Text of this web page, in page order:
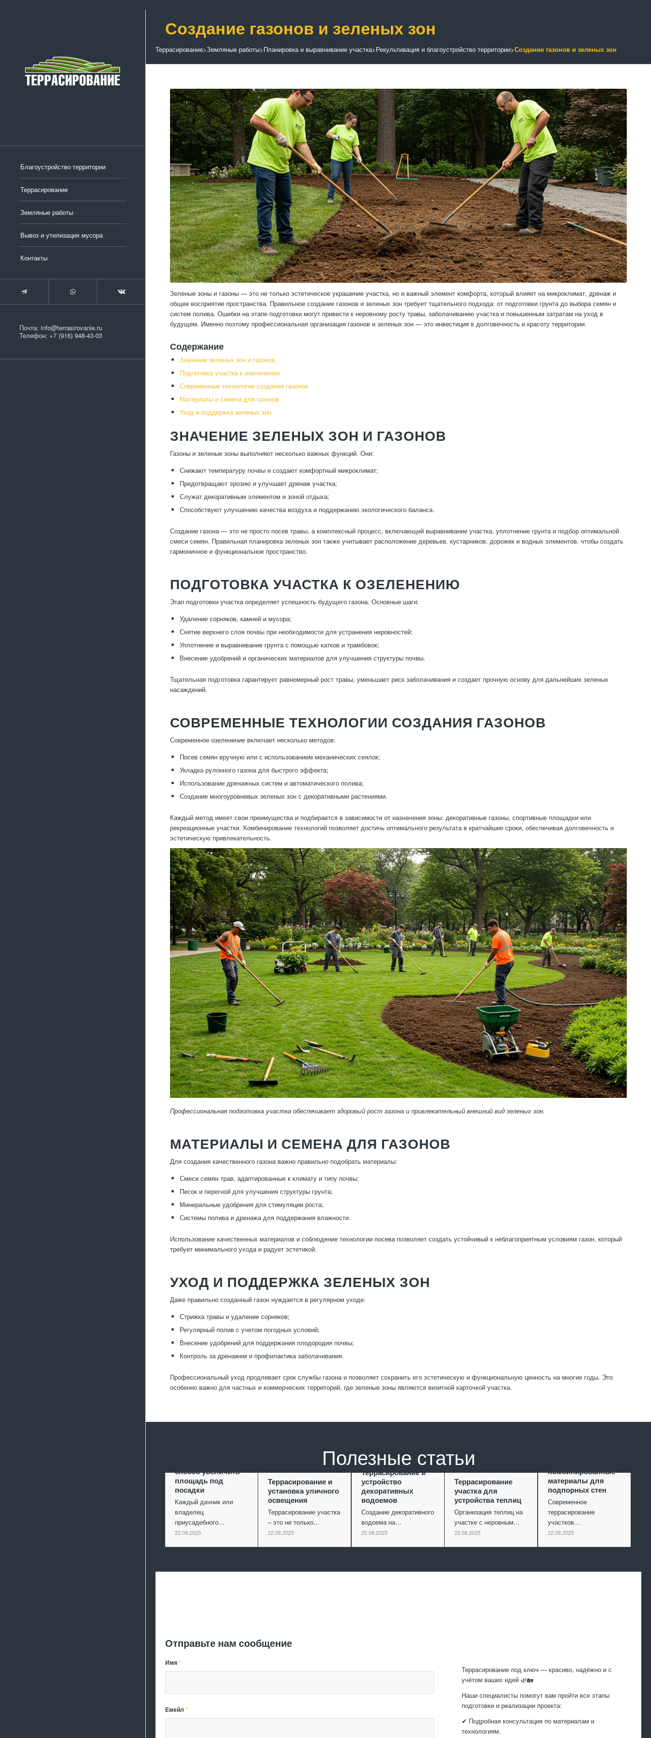
Благоустройство территории
Террасирование
Земляные работы
Вывоз и утилизация мусора
Контакты
Почта: info@terrasirovanie.ru
Телефон: +7 (916) 948-43-03
Создание газонов и зеленых зон
Террасирование>Земляные работы>Планировка и выравнивание участка>Рекультивация и благоустройство территории>Создание газонов и зеленых зон
Зеленые зоны и газоны — это не только эстетическое украшение участка, но и важный элемент комфорта, который влияет на микроклимат, дренаж и
общее восприятие пространства. Правильное создание газонов и зеленых зон требует тщательного подхода: от подготовки грунта до выбора семян и
систем полива. Ошибки на этапе подготовки могут привести к неровному росту травы, заболачиванию участка и повышенным затратам на уход в
будущем. Именно поэтому профессиональная организация газонов и зеленых зон — это инвестиция в долговечность и красоту территории.
Содержание
Значение зеленых зон и газонов
Подготовка участка к озеленению
Современные технологии создания газонов
Материалы и семена для газонов
Уход и поддержка зеленых зон
ЗНАЧЕНИЕ ЗЕЛЕНЫХ ЗОН И ГАЗОНОВ
Газоны и зеленые зоны выполняют несколько важных функций. Они:
Снижают температуру почвы и создают комфортный микроклимат;
Предотвращают эрозию и улучшает дренаж участка;
Служат декоративным элементом и зоной отдыха;
Способствуют улучшению качества воздуха и поддержанию экологического баланса.
Создание газона — это не просто посев травы, а комплексный процесс, включающий выравнивание участка, уплотнение грунта и подбор оптимальной
смеси семян. Правильная планировка зеленых зон также учитывает расположение деревьев, кустарников, дорожек и водных элементов, чтобы создать
гармоничное и функциональное пространство.
ПОДГОТОВКА УЧАСТКА К ОЗЕЛЕНЕНИЮ
Этап подготовки участка определяет успешность будущего газона. Основные шаги:
Удаление сорняков, камней и мусора;
Снятие верхнего слоя почвы при необходимости для устранения неровностей;
Уплотнение и выравнивание грунта с помощью катков и трамбовок;
Внесение удобрений и органических материалов для улучшения структуры почвы.
Тщательная подготовка гарантирует равномерный рост травы, уменьшает риск заболачивания и создает прочную основу для дальнейших зеленых
насаждений.
СОВРЕМЕННЫЕ ТЕХНОЛОГИИ СОЗДАНИЯ ГАЗОНОВ
Современное озеленение включает несколько методов:
Посев семян вручную или с использованием механических сеялок;
Укладка рулонного газона для быстрого эффекта;
Использование дренажных систем и автоматического полива;
Создание многоуровневых зеленых зон с декоративными растениями.
Каждый метод имеет свои преимущества и подбирается в зависимости от назначения зоны: декоративные газоны, спортивные площадки или
рекреационные участки. Комбинирование технологий позволяет достичь оптимального результата в кратчайшие сроки, обеспечивая долговечность и
эстетическую привлекательность.
Профессиональная подготовка участка обеспечивает здоровый рост газона и привлекательный внешний вид зеленых зон.
МАТЕРИАЛЫ И СЕМЕНА ДЛЯ ГАЗОНОВ
Для создания качественного газона важно правильно подобрать материалы:
Смеси семян трав, адаптированные к климату и типу почвы;
Песок и перегной для улучшения структуры грунта;
Минеральные удобрения для стимуляции роста;
Системы полива и дренажа для поддержания влажности.
Использование качественных материалов и соблюдение технологии посева позволяет создать устойчивый к неблагоприятным условиям газон, который
требует минимального ухода и радует эстетикой.
УХОД И ПОДДЕРЖКА ЗЕЛЕНЫХ ЗОН
Даже правильно созданный газон нуждается в регулярном уходе:
Стрижка травы и удаление сорняков;
Регулярный полив с учетом погодных условий;
Внесение удобрений для поддержания плодородия почвы;
Контроль за дренажем и профилактика заболачивания.
Профессиональный уход продлевает срок службы газона и позволяет сохранить его эстетическую и функциональную ценность на многие годы. Это
особенно важно для частных и коммерческих территорий, где зеленые зоны являются визитной карточкой участка.
Полезные статьи
способ увеличить
площадь под
посадки
Каждый дачник или
владелец
приусадебного…
22.08.2025
Террасирование и
установка уличного
освещения
Террасирование участка
– это не только…
22.08.2025
Террасирование и
устройство
декоративных
водоемов
Создание декоративного
водоема на…
22.08.2025
Террасирование
участка для
устройства теплиц
Организация теплиц на
участке с неровным…
22.08.2025
Комбинированные
материалы для
подпорных стен
Современное
террасирование
участков…
22.08.2025
Отправьте нам сообщение
Имя*
Емейл *
Террасирование под ключ — красиво, надёжно и с
учётом ваших идей 🌿🏡
Наши специалисты помогут вам пройти все этапы
подготовки и реализации проекта:
✔ Подробная консультация по материалам и
технологиям.